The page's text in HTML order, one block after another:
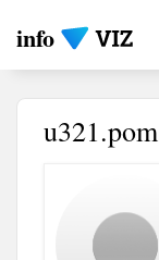
info
u321.pom